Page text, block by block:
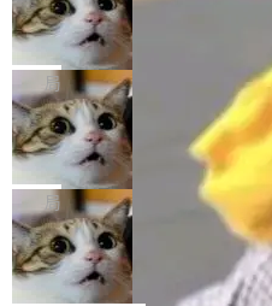
字，留下了这份纪念。 雷霄骅曾
数字电视技术方向的博士生，长
频技...
务，最终却产生了 180 万美元的
超出原定预算 860%。 更令人意
最终并未成功落地，而高额算力
达 5 个月，公司直到财务对账时
意味着一个无人看管的 AI 程序，
里日夜不停地"烧钱"。 复盘显示，
且按目前的速度，中国 AI 工具预
2027 年就能追上美国前沿实验
ngue 把原因归结为一件事：开
AI 开发者在一个共享和协作的生
而美国模型厂商在"闭门造车"。他
ding in silos"——各自为战，互不
断从他嘴里说出来分量不同。
全球最大的开源 AI 平台，上面跑
型。谁在开源赛道上领先，...
当 AI agent 把源码变成了最好
统，开发者工具必须开源
五年前，David Crawshaw 问过
一个问题：你写过什么给自己用
乎都是没有。工程师们整天用别
序给别人用。偶尔有人自己写个
家居控制、家庭实验室，都算稀
aw 是 Shelley 的作者，一个开
nt。他最近在博客上写了一篇文
简单：开发者工具必须开源。 理
由软件情怀，而是一个跟 AI
局
DeepSeek Harness 宣布内
网最大规模开源 Agent 路演现
一条内测招募帖，发出去的时候
会变成一场开源 Agent 生态的路
DeepSeek Harness 团队负责人
i）在 X 上发帖： 「如果你是
关开源项目的开发者，希望参加
局
商汤 SenseNova U1.5-Lite-
开源
商汤科技宣布面向社区开源轻量